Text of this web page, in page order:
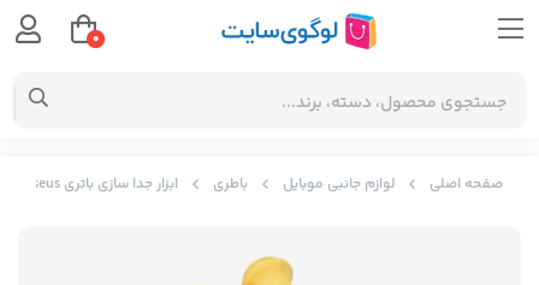
صفحه اصلی لوازم جانبی موبایل باطری ابزار جدا سازی باتری Baseus برای iPhone 7 Plus
0